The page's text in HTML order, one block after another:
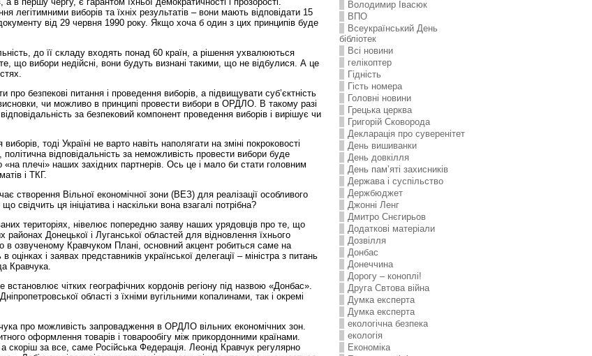
виборів та їхніх результатів – вони мають відповідати 15
від 29 червня 1990 року. Якщо хоча б один з цих принципів буде
до її складу входять понад 60 країн, а рішення ухвалюються
що вибори недійсні, вони будуть визнані такими, що не відбулися. А це
безпекові питання і проведення виборів, а підвищувати суб’єктність
чи можливо в принципі провести вибори в ОРДЛО. В такому разі
за безпековий компонент проведення виборів і вирішує чи
тоді Україні не варто навіть наполягати на зміні покроковості
відповідальність за неможливість провести вибори буде
плечі» наших західних партнерів. Ось це і мало би стати головним
і ТКГ.
створення Вільної економічної зони (ВЕЗ) для реалізації особливого
ця ініціатива і наскільки вона взагалі потрібна?
територіях, нівелює попередню заяву наших урядовців про те, що
Донецької і Луганської областей для відновлення їхнього
в озвученому Кравчуком Плані, основний акцент робиться саме на
і заявах представників української делегації – міністра з питань
Кравчука.
чітких географічних кордонів регіону під назвою «Донбас».
області з їхніми вугільними копалинами, так і окремі
про можливість запровадження в ОРДЛО вільних економічних зон.
оформлення товарів і товарообігу між прикордонними країнами.
за все, саме Російська Федерація. Леонід Кравчук регулярно
Володимир Івасюк
ВПО
Всеукраїнський День
бібліотек
Всі новини
гелікоптер
Гідність
Гість номера
Головні новини
Грецька церква
Григорій Сковорода
Декларація про суверенітет
День вишиванки
День довкілля
День пам’яті захисників
Держава і суспільство
Держбюджет
Джонні Ленг
Дмитро Снєгирьов
Додаткові матеріали
Дозвілля
Донбас
Донеччина
Дорогу – коноплі!
Друга Свтова війна
Думка експерта
Думка експерта
екологічна безпека
екологія
Економіка